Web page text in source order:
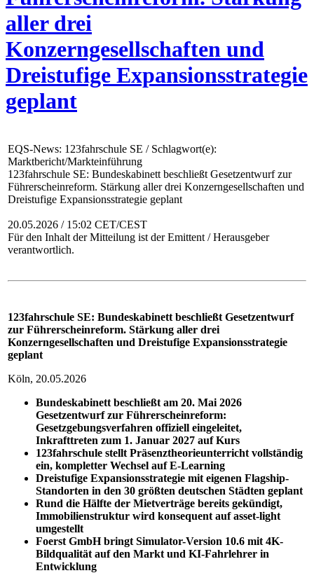
aller drei
Konzerngesellschaften und
Dreistufige Expansionsstrategie
geplant
EQS-News: 123fahrschule SE / Schlagwort(e):
Marktbericht/Markteinführung
123fahrschule SE: Bundeskabinett beschließt Gesetzentwurf zur
Führerscheinreform. Stärkung aller drei Konzerngesellschaften und
Dreistufige Expansionsstrategie geplant
20.05.2026 / 15:02 CET/CEST
Für den Inhalt der Mitteilung ist der Emittent / Herausgeber
verantwortlich.
123fahrschule SE: Bundeskabinett beschließt Gesetzentwurf
zur Führerscheinreform. Stärkung aller drei
Konzerngesellschaften und Dreistufige Expansionsstrategie
geplant
Köln, 20.05.2026
Bundeskabinett beschließt am 20. Mai 2026
Gesetzentwurf zur Führerscheinreform:
Gesetzgebungsverfahren offiziell eingeleitet,
Inkrafttreten zum 1. Januar 2027 auf Kurs
123fahrschule stellt Präsenztheorieunterricht vollständig
ein, kompletter Wechsel auf E-Learning
Dreistufige Expansionsstrategie mit eigenen Flagship-
Standorten in den 30 größten deutschen Städten geplant
Rund die Hälfte der Mietverträge bereits gekündigt,
Immobilienstruktur wird konsequent auf asset-light
umgestellt
Foerst GmbH bringt Simulator-Version 10.6 mit 4K-
Bildqualität auf den Markt und KI-Fahrlehrer in
Entwicklung